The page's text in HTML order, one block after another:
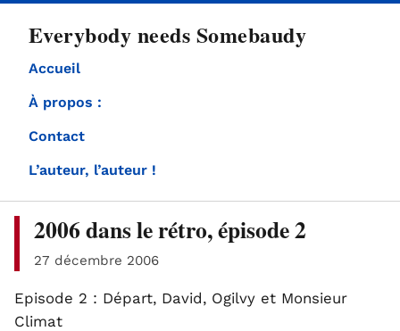
Everybody needs Somebaudy
Accueil
À propos :
Contact
L’auteur, l’auteur !
2006 dans le rétro, épisode 2
27 décembre 2006
Episode 2 : Départ, David, Ogilvy et Monsieur
Climat